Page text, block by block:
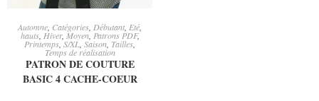
CHOIX DES OPTIONS
Automne, Catégories, Débutant, Eté,
hauts, Hiver, Moyen, Patrons PDF,
Printemps,S/XL, Saison, Tailles,
Temps de réalisation
PATRON DE COUTURE
BASIC 4 CACHE-COEUR